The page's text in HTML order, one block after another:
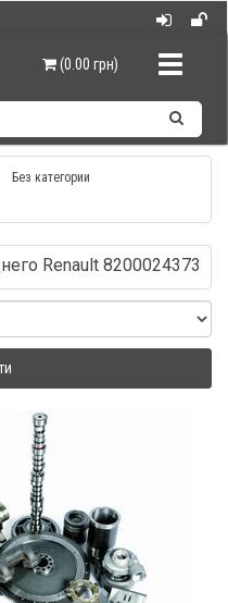
(0.00 грн)
Без категории
Renault 8200024373